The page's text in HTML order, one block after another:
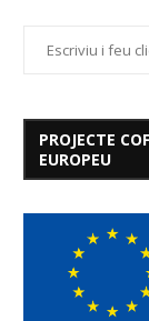
PROJECTE
EUROPEU